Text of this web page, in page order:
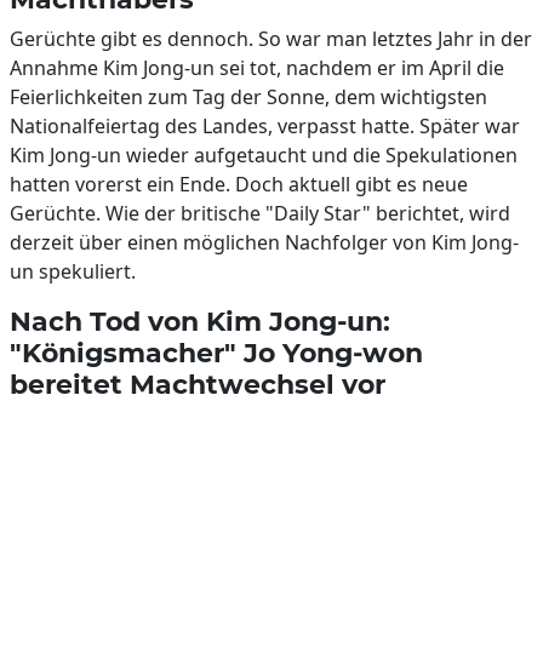
Gerüchte gibt es dennoch. So war man letztes Jahr in der
Annahme Kim Jong-un sei tot, nachdem er im April die
Feierlichkeiten zum Tag der Sonne, dem wichtigsten
Nationalfeiertag des Landes, verpasst hatte. Später war
Kim Jong-un wieder aufgetaucht und die Spekulationen
hatten vorerst ein Ende. Doch aktuell gibt es neue
Gerüchte. Wie der britische "Daily Star" berichtet, wird
derzeit über einen möglichen Nachfolger von Kim Jong-
un spekuliert.
Nach Tod von Kim Jong-un:
"Königsmacher" Jo Yong-won
bereitet Machtwechsel vor